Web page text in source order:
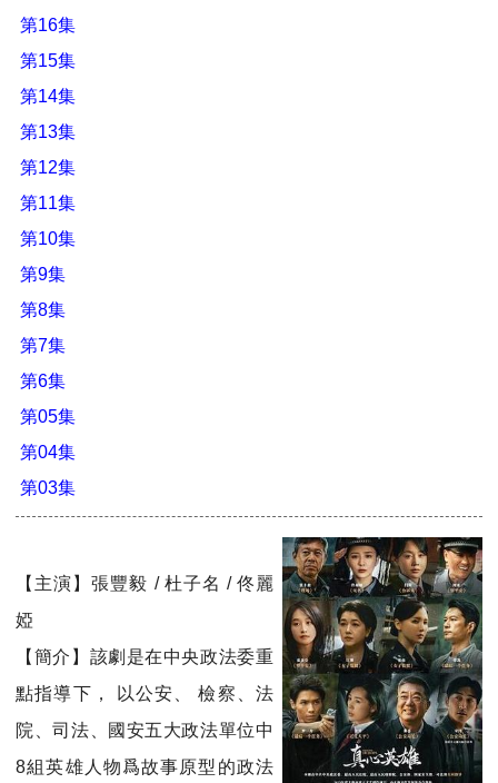
第16集
第15集
第14集
第13集
第12集
第11集
第10集
第9集
第8集
第7集
第6集
第05集
第04集
第03集
【主演】張豐毅 / 杜子名 / 佟麗
婭
【簡介】該劇是在中央政法委重
點指導下， 以公安、 檢察、法
院、司法、國安五大政法單位中
8組英雄人物爲故事原型的政法